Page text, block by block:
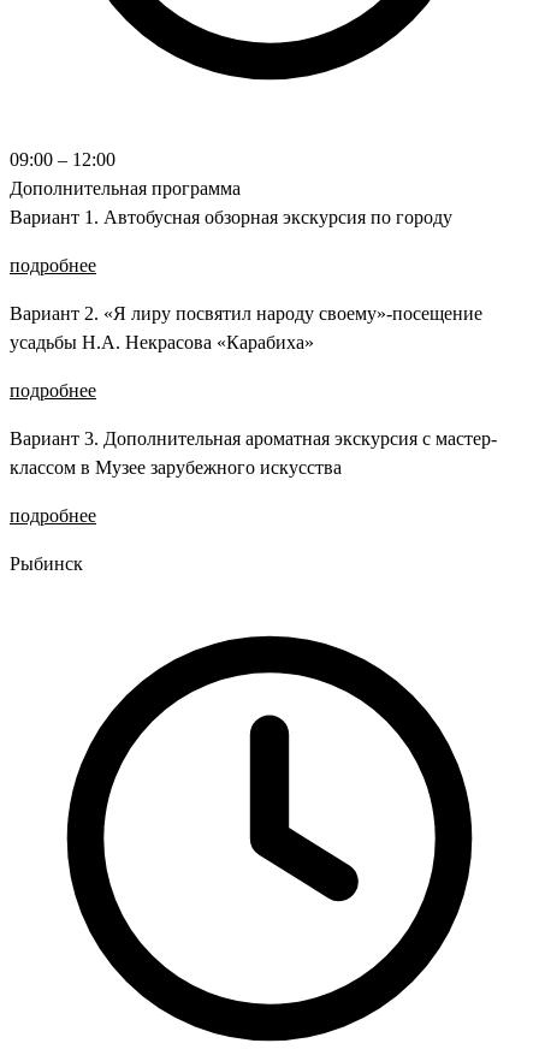
09:00 – 12:00
Дополнительная программа
Вариант 1. Автобусная обзорная экскурсия по городу
подробнее
Вариант 2. «Я лиру посвятил народу своему»-посещение
усадьбы Н.А. Некрасова «Карабиха»
подробнее
Вариант 3. Дополнительная ароматная экскурсия с мастер-
классом в Музее зарубежного искусства
подробнее
Рыбинск